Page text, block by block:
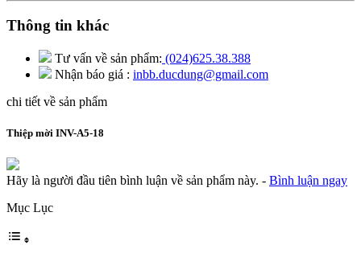
Thông tin khác
Tư vấn về sản phẩm: (024)625.38.388
Nhận báo giá : inbb.ducdung@gmail.com
chi tiết về sản phẩm
Thiệp mời INV-A5-18
Hãy là người đầu tiên bình luận về sản phẩm này. - Bình luận ngay
Mục Lục